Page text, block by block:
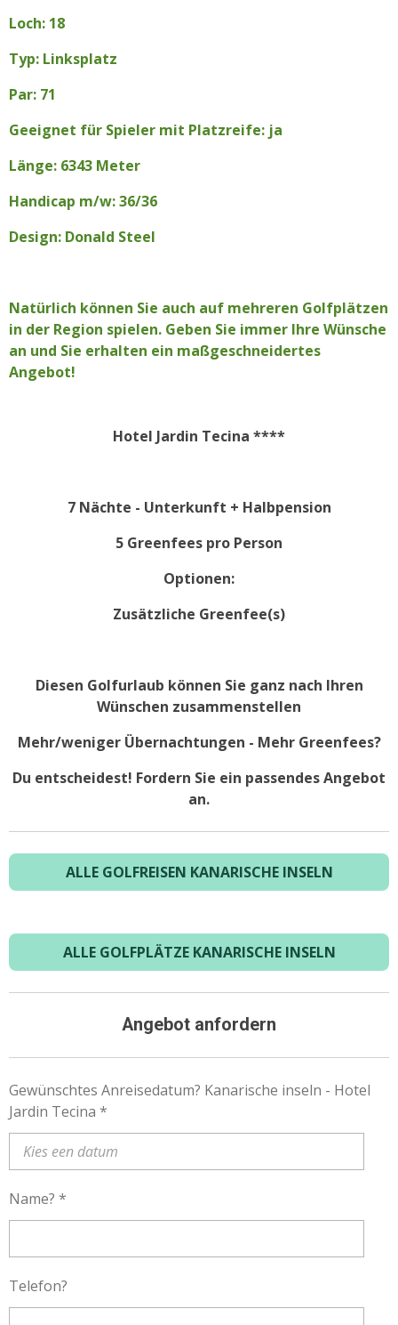
Loch: 18
Typ: Linksplatz
Par: 71
Geeignet für Spieler mit Platzreife: ja
Länge: 6343 Meter
Handicap m/w: 36/36
Design: Donald Steel
Natürlich können Sie auch auf mehreren Golfplätzen
in der Region spielen. Geben Sie immer Ihre Wünsche
an und Sie erhalten ein maßgeschneidertes
Angebot!
Hotel Jardin Tecina ****
7 Nächte - Unterkunft + Halbpension
5 Greenfees pro Person
Optionen:
Zusätzliche Greenfee(s)
Diesen Golfurlaub können Sie ganz nach Ihren
Wünschen zusammenstellen
Mehr/weniger Übernachtungen - Mehr Greenfees?
Du entscheidest! Fordern Sie ein passendes Angebot
an.
ALLE GOLFREISEN KANARISCHE INSELN
ALLE GOLFPLÄTZE KANARISCHE INSELN
Angebot anfordern
Gewünschtes Anreisedatum? Kanarische inseln - Hotel
Jardin Tecina *
Name? *
Telefon?